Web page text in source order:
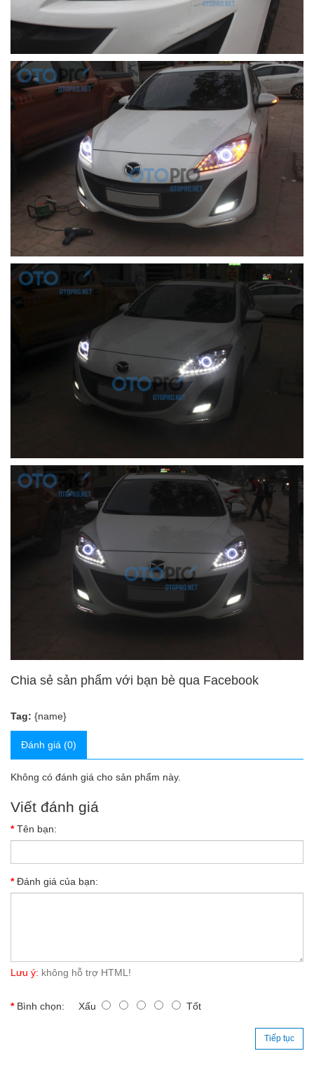
Chia sẻ sản phẩm với bạn bè qua Facebook
Tag: {name}
Đánh giá (0)
Không có đánh giá cho sản phẩm này.
Viết đánh giá
Tên bạn:
Đánh giá của bạn:
Lưu ý: không hỗ trợ HTML!
Bình chọn: Xấu Tốt
Tiếp tục